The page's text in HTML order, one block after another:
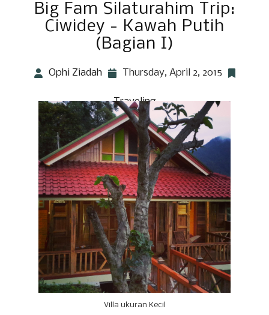
Big Fam Silaturahim Trip:
Ciwidey - Kawah Putih
(Bagian I)
Ophi Ziadah Thursday, April 2, 2015
Traveling
Villa ukuran Kecil